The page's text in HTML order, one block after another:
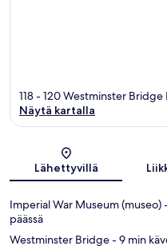
118 - 120 Westminster Bridge
Näytä kartalla
Lähettyvillä
Imperial War Museum (museo)
päässä
Westminster Bridge- 9 min